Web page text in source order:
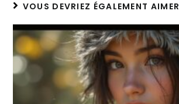
VOUS DEVRIEZ ÉGALEMENT AIMER